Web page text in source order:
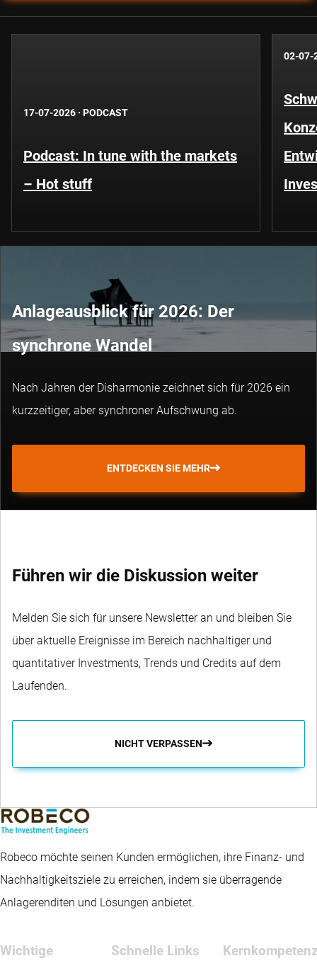
17-07-2026 · PODCAST
Podcast: In tune with the markets
– Hot stuff
02-07-
Anlageausblick für 2026: Der
synchrone Wandel
Nach Jahren der Disharmonie zeichnet sich für 2026 ein
kurzzeitiger, aber synchroner Aufschwung ab.
ENTDECKEN SIE MEHR
Führen wir die Diskussion weiter
Melden Sie sich für unsere Newsletter an und bleiben Sie
über aktuelle Ereignisse im Bereich nachhaltiger und
quantitativer Investments, Trends und Credits auf dem
Laufenden.
NICHT VERPASSEN
Robeco möchte seinen Kunden ermöglichen, ihre Finanz- und
Nachhaltigkeitsziele zu erreichen, indem sie überragende
Anlagerenditen und Lösungen anbietet.
Wichtige
Schnelle Links